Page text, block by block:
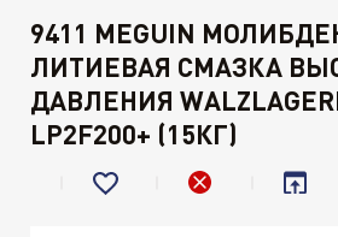
9411 MEGUIN
ЛИТИЕВАЯ СМАЗКА
ДАВЛЕНИЯ
LP2F200+ (15КГ)